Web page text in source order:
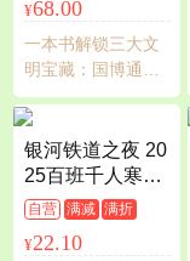
宝、三星堆密
码，以时间为轴
线，以文物为节
点，串起中国五
千年的历史进程
¥68.00
一本书解锁三大文
明宝藏：国博通史
奠基格局，陕历博
盛唐点亮想象，三
星堆青铜秘境唤醒
探索欲！本书特别
考虑青少年的阅读
偏好和认知特点，
把错综复杂的历史
银河铁道之夜 20
25百班千人寒假
书目名师推荐
自营 满减 满折
¥22.10